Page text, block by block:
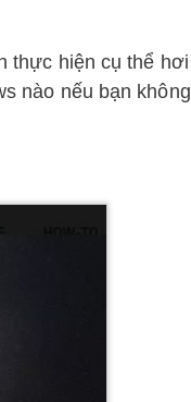
thực hiện cụ thể hơi
nào nếu bạn không